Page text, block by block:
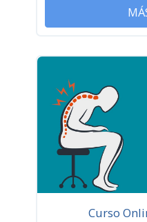
Curso